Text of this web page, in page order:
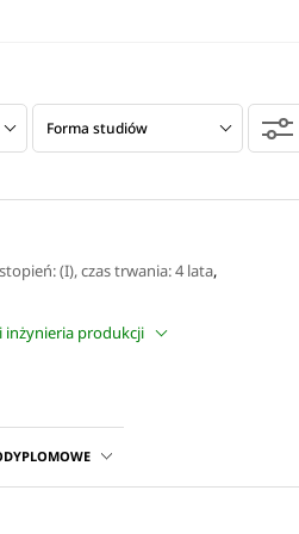
–
w tej
500 zł,
Forma studiów
stopień: (I), czas trwania: 4 lata,
inżynieria produkcji